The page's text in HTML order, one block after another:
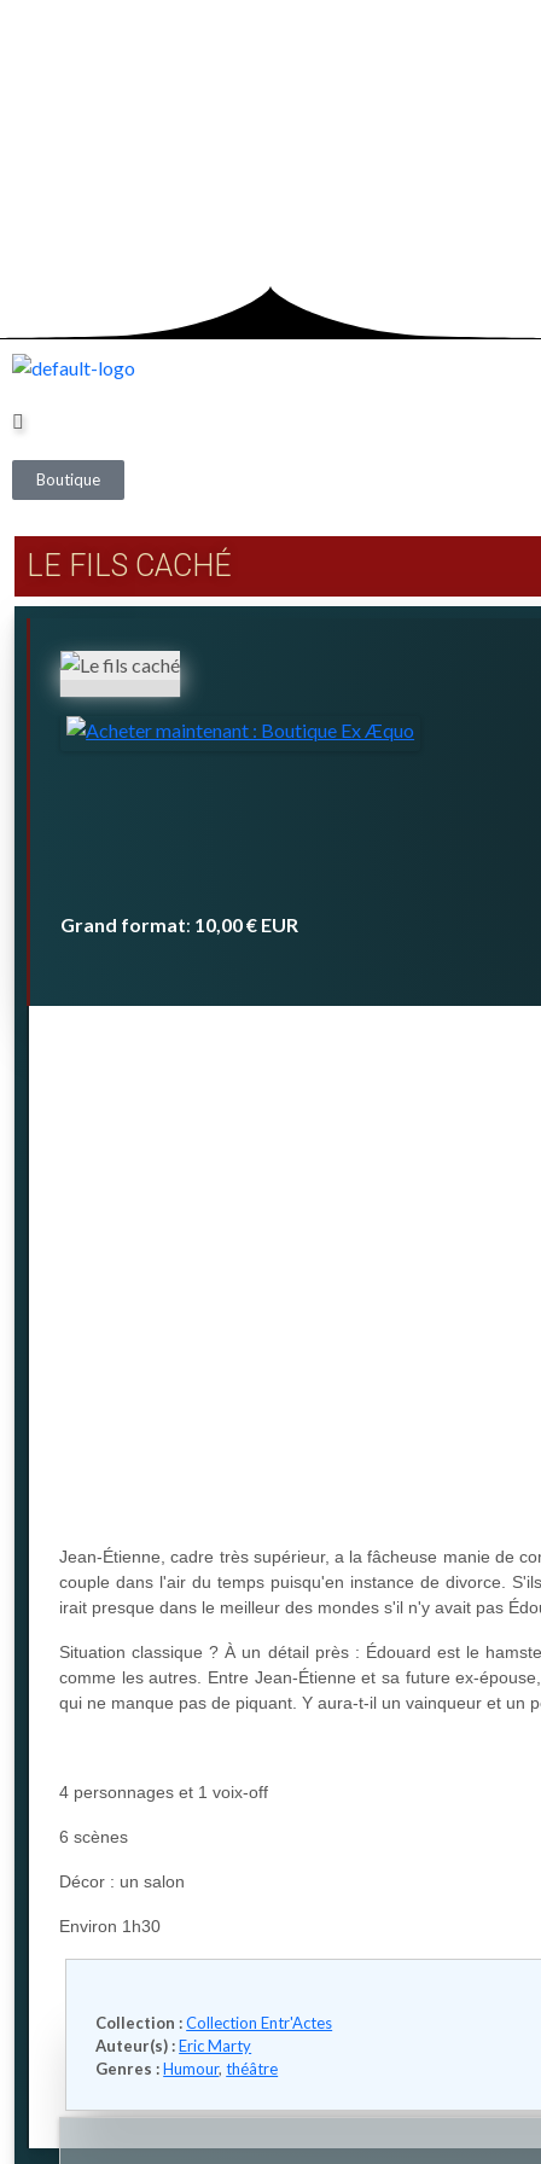
Boutique
LE FILS CACHÉ
Grand format: 10,00 € EUR
Jean-Étienne, cadre très supérieur, a la fâcheuse manie de
couple dans l'air du temps puisqu'en instance de divorce.
irait presque dans le meilleur des mondes s'il n'y avait pas
Situation classique ? À un détail près : Édouard est le
comme les autres. Entre Jean-Étienne et sa future ex-
qui ne manque pas de piquant. Y aura-t-il un vainqueur et un
4 personnages et 1 voix-off
6 scènes
Décor : un salon
Environ 1h30
Collection :Collection Entr'Actes
Auteur(s) :Eric Marty
Genres :Humour,théâtre